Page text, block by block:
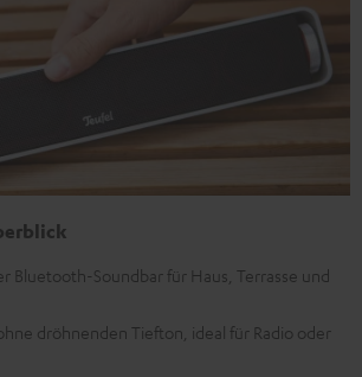
Bluetooth-Soundbar für Haus, Terrasse und
dröhnenden Tiefton, ideal für Radio oder